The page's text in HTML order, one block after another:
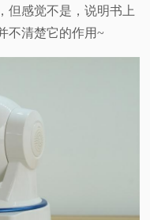
但感觉不是，说明书上
不清楚它的作用~